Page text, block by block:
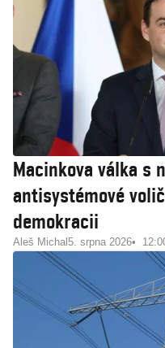
Macinkova válka s
antisystémové
demokracii
Aleš Michal 5. srpna 2026